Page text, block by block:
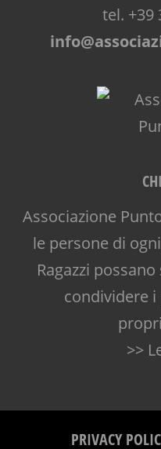
tel. +39
Associazione
le persone di
Ragazzi
condividere
>>
PRIVACY